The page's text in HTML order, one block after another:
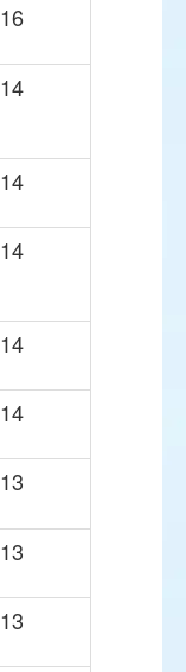
16
14
14
14
14
14
13
13
13